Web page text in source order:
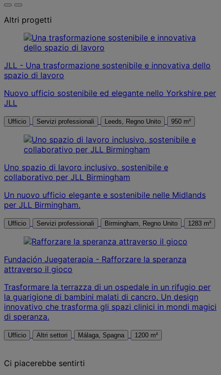
Altri progetti
JLL - Una trasformazione sostenibile e innovativa dello
spazio di lavoro
Nuovo ufficio sostenibile ed elegante nello Yorkshire per
JLL
Ufficio Servizi professionali Leeds, Regno Unito 950 m²
Uno spazio di lavoro inclusivo, sostenibile e
collaborativo per JLL Birmingham
Un nuovo ufficio elegante e sostenibile nelle Midlands
per JLL Birmingham.
Ufficio Servizi professionali Birmingham, Regno Unito 1283 m²
Fundación Juegaterapia - Rafforzare la speranza
attraverso il gioco
Trasformare la terrazza di un ospedale in un rifugio per
la guarigione di bambini malati di cancro. Un design
innovativo che trasforma gli spazi clinici in mondi magici
di speranza.
Ufficio Altri settori Málaga, Spagna 1200 m²
Ci piacerebbe sentirti